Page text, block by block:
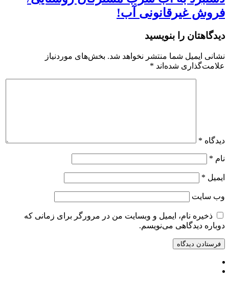
فروش غیرقانونی آب!
دیدگاهتان را بنویسید
نشانی ایمیل شما منتشر نخواهد شد. بخش‌های موردنیاز
علامت‌گذاری شده‌اند *
دیدگاه *
نام *
ایمیل *
وب‌ سایت
ذخیره نام، ایمیل و وبسایت من در مرورگر برای زمانی که
دوباره دیدگاهی می‌نویسم.